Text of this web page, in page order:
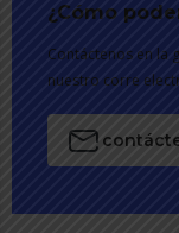
¿Cómo
Contáctenos en la
nuestro corre